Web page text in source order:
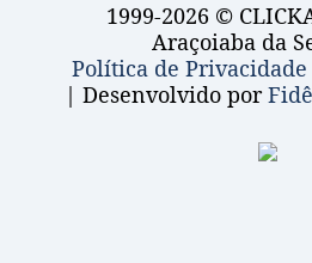
1999-2026 ©
Araçoiaba da
Política de Privacidade
| Desenvolvido por